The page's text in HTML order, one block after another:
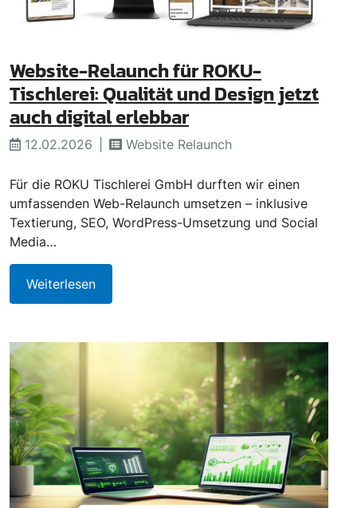
Website-Relaunch für ROKU-
Tischlerei: Qualität und Design jetzt
auch digital erlebbar
12.02.2026 Website Relaunch
Für die ROKU Tischlerei GmbH durften wir einen
umfassenden Web-Relaunch umsetzen – inklusive
Textierung, SEO, WordPress-Umsetzung und Social
Media…
Weiterlesen